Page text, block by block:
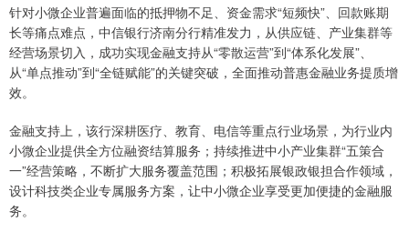
针对小微企业普遍面临的抵押物不足、资金需求“短频快”、回款账期
长等痛点难点，中信银行济南分行精准发力，从供应链、产业集群等
经营场景切入，成功实现金融支持从“零散运营”到“体系化发展”、
从“单点推动”到“全链赋能”的关键突破，全面推动普惠金融业务提质增
效。
金融支持上，该行深耕医疗、教育、电信等重点行业场景，为行业内
小微企业提供全方位融资结算服务；持续推进中小产业集群“五策合
一”经营策略，不断扩大服务覆盖范围；积极拓展银政银担合作领域，
设计科技类企业专属服务方案，让中小微企业享受更加便捷的金融服
务。